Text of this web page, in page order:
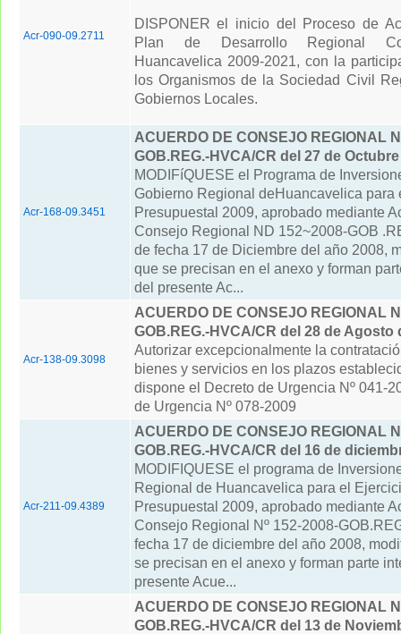
Acr-090-09.2711
DISPONER el inicio del Proceso de
Plan de Desarrollo Regional
Huancavelica 2009-2021, con la
los Organismos de la Sociedad Civil
Gobiernos Locales.
Acr-168-09.3451
ACUERDO DE CONSEJO REGIONAL
GOB.REG.-HVCA/CR del 27 de
MODIFíQUESE el Programa de
Gobierno Regional deHuancavelica para
Presupuestal 2009, aprobado mediante
Consejo Regional ND 152~2008-GOB
de fecha 17 de Diciembre del año 2008,
que se precisan en el anexo y forman
del presente Ac...
Acr-138-09.3098
ACUERDO DE CONSEJO REGIONAL
GOB.REG.-HVCA/CR del 28 de Agosto
Autorizar excepcionalmente la
bienes y servicios en los plazos
dispone el Decreto de Urgencia Nº 041-
de Urgencia Nº 078-2009
Acr-211-09.4389
ACUERDO DE CONSEJO REGIONAL
GOB.REG.-HVCA/CR del 16 de
MODIFIQUESE el programa de
Regional de Huancavelica para el
Presupuestal 2009, aprobado mediante
Consejo Regional Nº 152-2008-
fecha 17 de diciembre del año 2008,
se precisan en el anexo y forman parte
presente Acue...
ACUERDO DE CONSEJO REGIONAL
GOB.REG.-HVCA/CR del 13 de